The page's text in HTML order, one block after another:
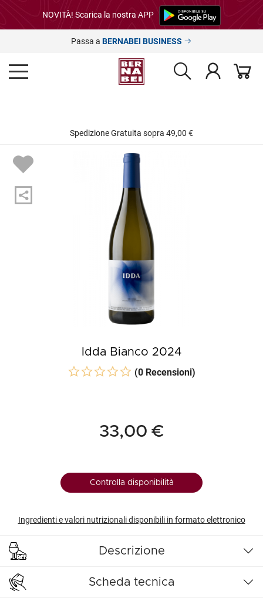
NOVITÀ! Scarica la nostra APP
Passa a BERNABEI BUSINESS
Spedizione Gratuita sopra 49,00 €
Idda Bianco 2024
(0 Recensioni)
33,00 €
Controlla disponibilità
Ingredienti e valori nutrizionali disponibili in formato elettronico
Descrizione
Scheda tecnica